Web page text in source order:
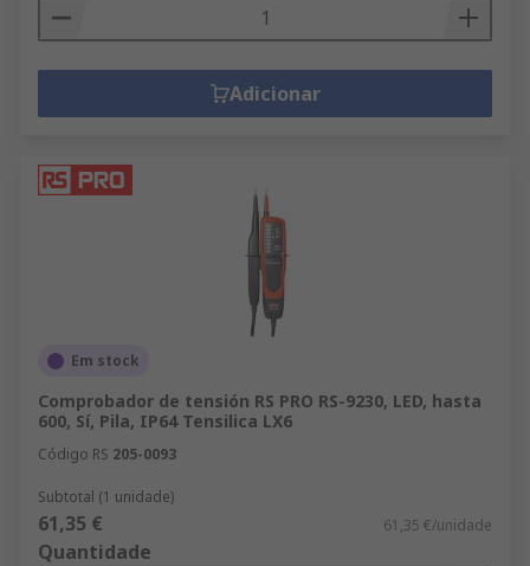
Adicionar
Em stock
Comprobador de tensión RS PRO RS-9230, LED, hasta
600, Sí, Pila, IP64 Tensilica LX6
Código RS 205-0093
Subtotal (1 unidade)
61,35 € 61,35 €/unidade
Quantidade